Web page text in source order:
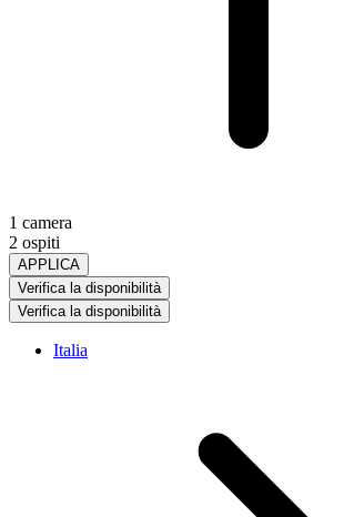
1 camera
2 ospiti
APPLICA
Verifica la disponibilità
Verifica la disponibilità
Italia